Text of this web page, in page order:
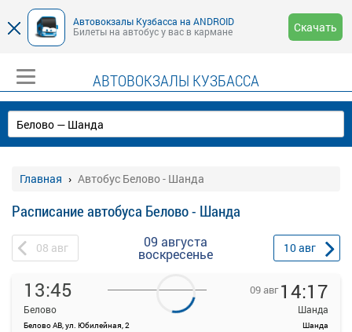
Автовокзалы Кузбасса на ANDROID
Билеты на автобус у вас в кармане
Скачать
АВТОВОКЗАЛЫ КУЗБАССА
Главная Автобус Белово - Шанда
Расписание автобуса Белово - Шанда
08 авг 09 августа
воскресенье 10авг
13:45
Белово
Белово АВ, ул. Юбилейная, 2
09 авг 14:17
Шанда
Шанда